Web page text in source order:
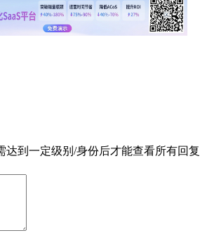
达到一定级别/身份后才能查看所有回复